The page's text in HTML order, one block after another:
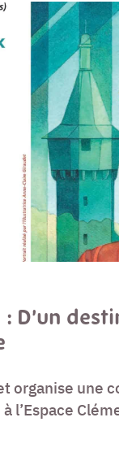
D’un
organise une
l’Espace